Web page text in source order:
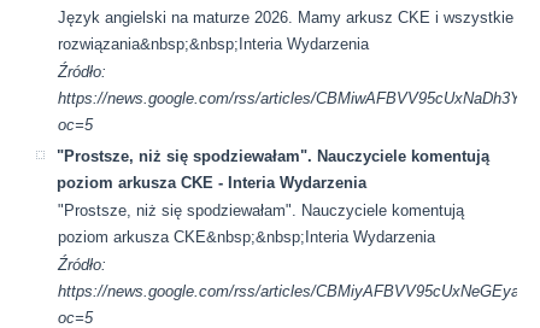
Język angielski na maturze 2026. Mamy arkusz CKE i wszystkie
rozwiązania&nbsp;&nbsp;Interia Wydarzenia
Źródło:
https://news.google.com/rss/articles/
oc=5
"Prostsze, niż się spodziewałam". Nauczyciele komentują
poziom arkusza CKE - Interia Wydarzenia
"Prostsze, niż się spodziewałam". Nauczyciele komentują
poziom arkusza CKE&nbsp;&nbsp;Interia Wydarzenia
Źródło:
https://news.google.com/rss/articles/
oc=5